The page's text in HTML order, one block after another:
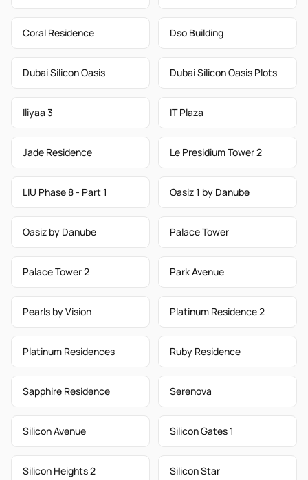
Coral Residence Dso Building
Dubai Silicon Oasis Dubai Silicon Oasis Plots
Iliyaa 3 IT Plaza
Jade Residence Le Presidium Tower 2
LIU Phase 8 - Part 1 Oasiz 1 by Danube
Oasiz by Danube Palace Tower
Palace Tower 2 Park Avenue
Pearls by Vision Platinum Residence 2
Platinum Residences Ruby Residence
Sapphire Residence Serenova
Silicon Avenue Silicon Gates 1
Silicon Heights 2 Silicon Star